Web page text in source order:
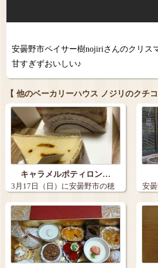
安曇野市ペイサー樹nojiriさんのクリス
甘すぎずおいしい♪
【 他のベーカリーハウス ノジリのクチコ
キャラメルポティロン…
3月17日（日）に安曇野市の穂
高神社へ行…
安
ン